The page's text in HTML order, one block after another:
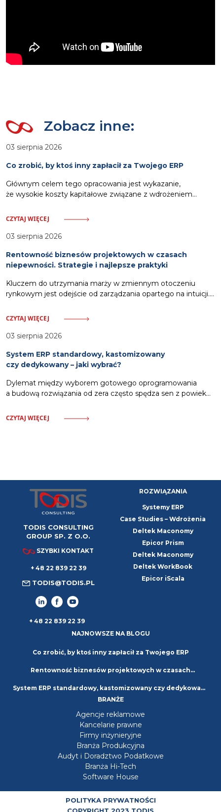
Zobacz inne:
03 sierpnia 2026
Co zrobić, by ktoś inny zapłacił za Twojego ERP
Głównym celem tego opracowania jest wykazanie,
że wysokie koszty kapitałowe związane z wdrożeniem
budżetu przedsiębiorstwa. Odpowiednia strategia pozwala
na wykorzystanie zewnętrznych ścieżek finansowania.
Zalicza się do nich pozyskanie dotacji celowych
włączenie kosztów systemu w strukturę usług oferowanych
klientom oraz zastosowanie partnerskich modeli rozliczeń.
windykacyjnych,
CZYTAJ WIĘCEJ
03 sierpnia 2026
Rentowność biznesów projektowych w czasach
niepewności. Strategie i najlepsze praktyki
Kluczem do utrzymania marży w zmiennym otoczeniu
rynkowym jest odejście od zarządzania opartego na intuicji.
które pozwalają na monitorowanie wskaźników finansowych
i utylizacji zespołu w czasie rzeczywistym. Spis treści:
Wyzwania rentowności i potrzeba danych w czasie
inflacyjna oraz stale rosnące koszty operacyjne bezlitośnie
weryfikują kondycję finansową firm świadczących usługi
CZYTAJ WIĘCEJ
03 sierpnia 2026
System ERP standardowy, kastomizowany
czy dedykowany – jaki wybrać?
Dylemat między wyborem gotowego oprogramowania
a budową rozwiązania od zera często spędza sen z powiek
a wymaganiami operacyjnymi wywołuje niepewność
w procesie decyzyjnym. Istnieje jednak w pełni racjonalny
CZYTAJ WIĘCEJ
TODIS CONSULTING
GROUP SP. Z O.O.
SZYBKI KONTAKT
+ 48 22 839 22 39
TODIS@TODIS.PL
+ 48 22 839 22 39
ROZWIĄZANIA
Systemy ERP
Case Studies – Wdrożenia
Deltek Maconomy
Epicor Prism
Deltek Maconomy
Deltek WorkBook
Epicor iScala
NAJNOWSZE NA BLOGU
Co zrobić, by ktoś inny zapłacił za Twojego ERP
Rentowność biznesów projektowych w czasach
niepewności. Strategie i najlepsze praktyki
System ERP standardowy, kastomizowany czy dedykowany
BRANŻE
Agencje reklamowe
Kancelarie prawne
Firmy inżynieryjne
Branża Produkcyjna
Audyt i Doradztwo Podatkowe
Branża Hi-Tech
Software House
POLITYKA PRYWATNOŚCI